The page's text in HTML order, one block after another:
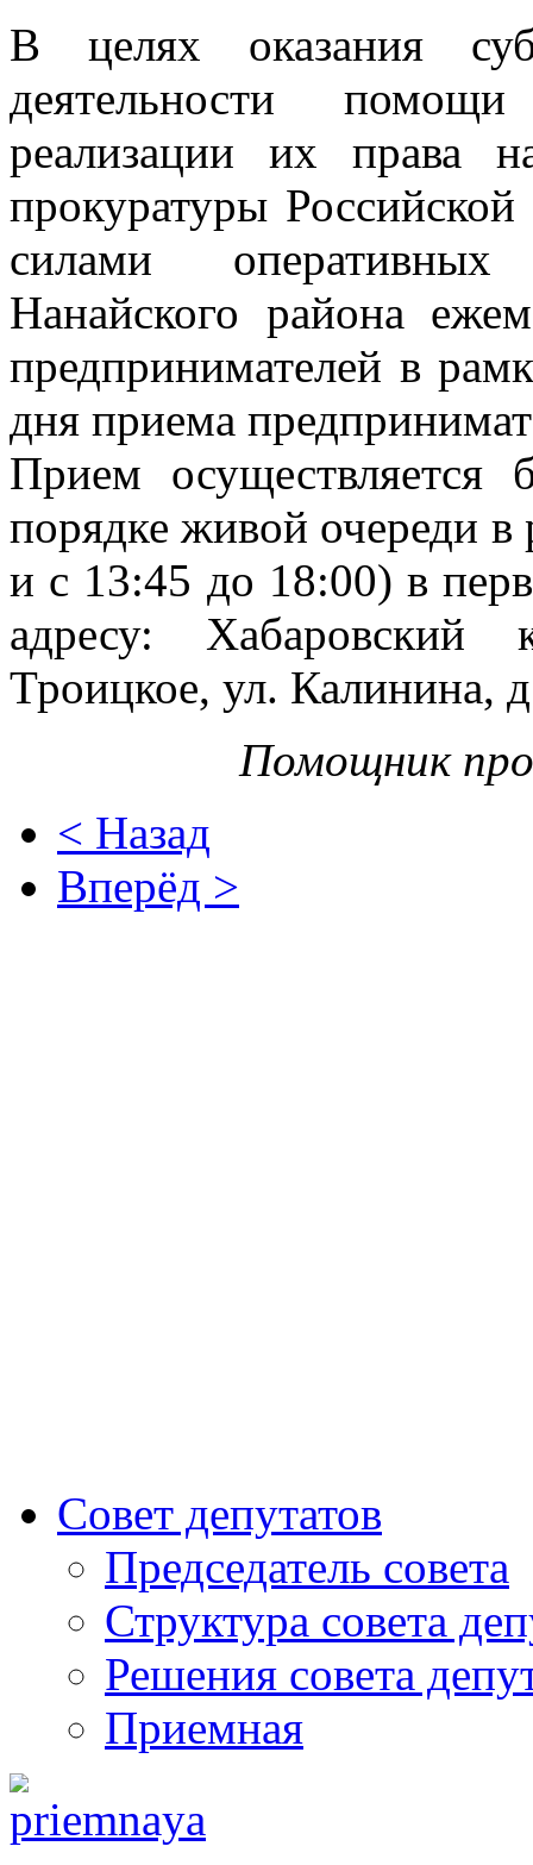
В целях оказания
деятельности
реализации их права
прокуратуры
силами оперативных
Нанайского района
предпринимателей в
дня приема
Прием осуществляется
порядке живой очереди
и с 13:45 до 18:00) в
адресу:
Троицкое, ул. Калинина,
Помощник
< Назад
Вперёд >
Совет депутатов
Председатель совета
Структура совета
Решения совета
Приемная